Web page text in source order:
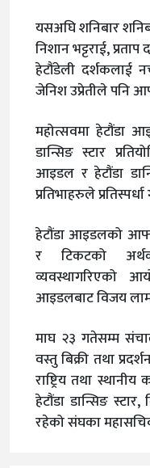
यसअघि शनिबार
निशान भट्टराई,
हेटौंडेली दर्शकलाई
जेनिश उप्रेतीले पनि
महोत्सवमा हेटौंडा
डान्सिङ स्टार
आइडल र हेटौंडा
प्रतिभाहरुले
हेटौंडा आइडलको
र टिकटको
व्यवस्थागरिएको
आइडलबाट विजय
माघ २३ गतेसम्म
वस्तु बिक्री तथा
राष्ट्रिय तथा
हेटौंडा डान्सिङ
रहेको संघका